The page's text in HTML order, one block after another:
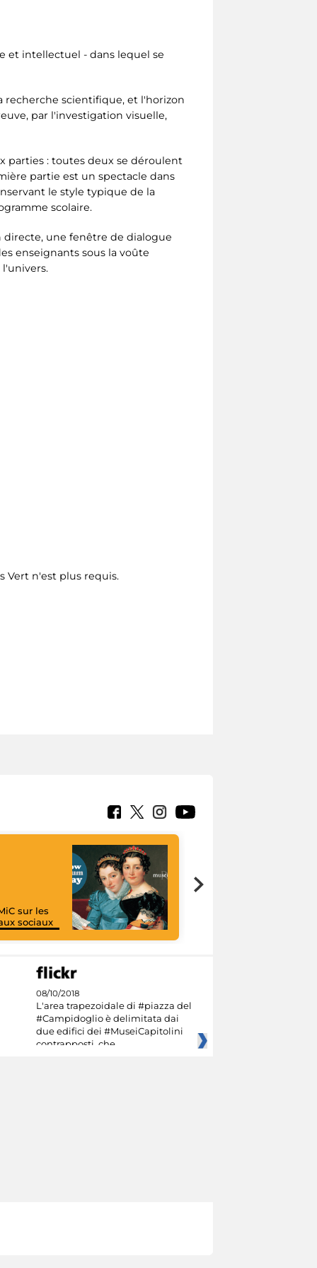
et intellectuel - dans lequel se
recherche scientifique, et l'horizon
par l'investigation visuelle,
parties : toutes deux se déroulent
partie est un spectacle dans
le style typique de la
scolaire.
une fenêtre de dialogue
enseignants sous la voûte
Vert n'est plus requis.
sur les
sociaux
08/10/2018
L'area trapezoidale di #piazza del
#Campidoglio è delimitata dai
due edifici dei #MuseiCapitolini
contrapposti, che